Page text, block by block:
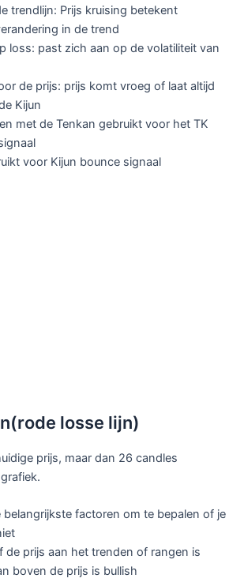
trendlijn: Prijs kruising betekent
in de trend
loss: past zich aan op de volatiliteit van
de prijs: prijs komt vroeg of laat altijd
Kijun
met de Tenkan gebruikt voor het TK
voor Kijun bounce signaal
losse lijn)
prijs, maar dan 26 candles
belangrijkste factoren om te bepalen of je
de prijs aan het trenden of rangen is
boven de prijs is bullish